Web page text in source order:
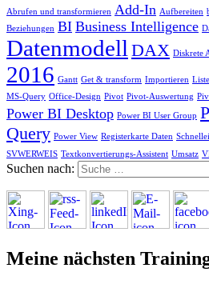
Abrufen und transformieren Add-In Aufbereiten
Beziehungen BI Business Intelligence
Datenmodell DAX Diskrete
2016 Gantt Get & transform Importieren
MS-Query Office-Design Pivot Pivot-Auswertung
Power BI Desktop Power BI User Group
Query Power View Registerkarte Daten
SVWERWEIS Textkonvertierungs-Assistent Umsatz
Suchen nach:
Meine nächsten